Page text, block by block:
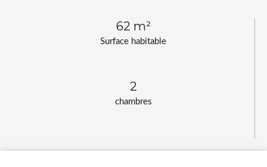
Surface habitable
62 m²
chambres
2